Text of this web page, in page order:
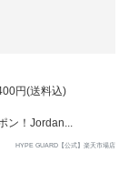
円(送料込)
ン！Jordan...
HYPE GUARD【公式】楽天市場店